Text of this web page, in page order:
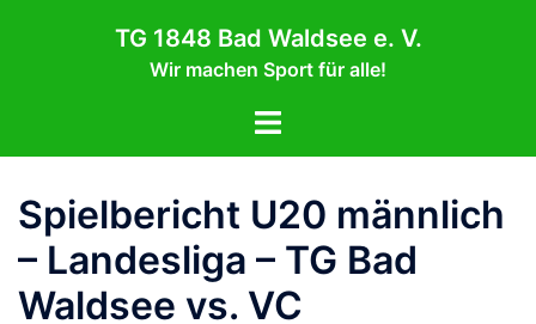
TG 1848 Bad Waldsee e. V.
Wir machen Sport für alle!
Menü
Spielbericht U20 männlich
– Landesliga – TG Bad
Waldsee vs. VC